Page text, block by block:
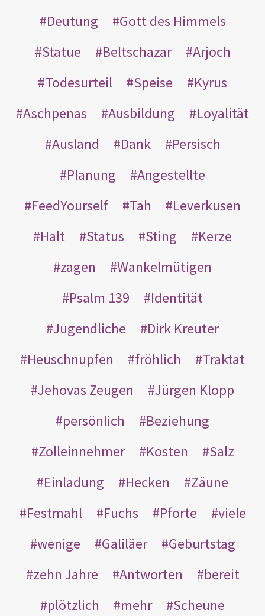
Deutung
Gott des Himmels
Statue
Beltschazar
Arjoch
Todesurteil
Speise
Kyrus
Aschpenas
Ausbildung
Loyalität
Ausland
Dank
Persisch
Planung
Angestellte
FeedYourself
Tah
Leverkusen
Halt
Status Sting
Kerze
zagen
Wankelmütigen
Psalm 139
Identität
Jugendliche
Dirk Kreuter
Heuschnupfen
fröhlich
Traktat
Jehovas Zeugen
Jürgen Klopp
persönlich
Beziehung
Zolleinnehmer
Kosten
Salz
Einladung
Hecken
Zäune
Festmahl
Fuchs Pforte
viele
wenige
Galiläer
Geburtstag
zehn Jahre
Antworten
bereit
plötzlich
mehr Scheune